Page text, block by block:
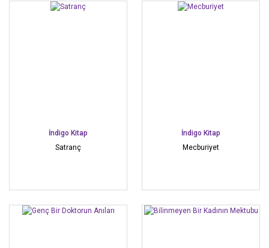
İndigo Kitap
Satranç
İndigo Kitap
Mecburiyet